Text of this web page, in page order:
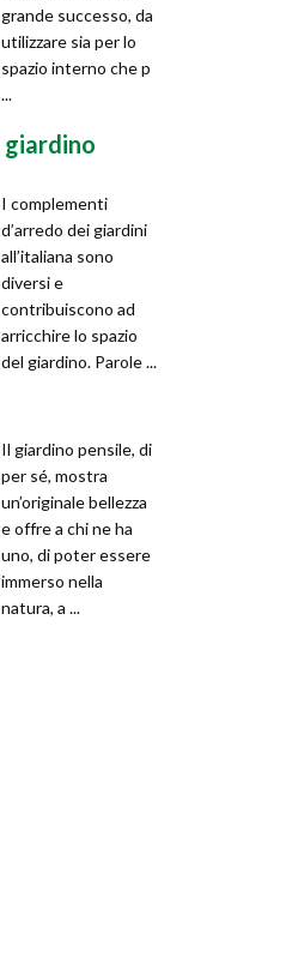
grande successo, da
utilizzare sia per lo
spazio interno che p
...
I complementi
d’arredo dei giardini
all’italiana sono
diversi e
contribuiscono ad
arricchire lo spazio
del giardino. Parole ...
Il giardino pensile, di
per sé, mostra
un’originale bellezza
e offre a chi ne ha
uno, di poter essere
immerso nella
natura, a ...